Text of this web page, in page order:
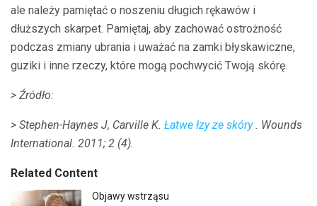
ale należy pamiętać o noszeniu długich rękawów i
dłuższych skarpet. Pamiętaj, aby zachować ostrożność
podczas zmiany ubrania i uważać na zamki błyskawiczne,
guziki i inne rzeczy, które mogą pochwycić Twoją skórę.
> Źródło:
> Stephen-Haynes J, Carville K. Łatwe łzy ze skóry. Wounds
International. 2011; 2 (4).
Related Content
Objawy wstrząsu